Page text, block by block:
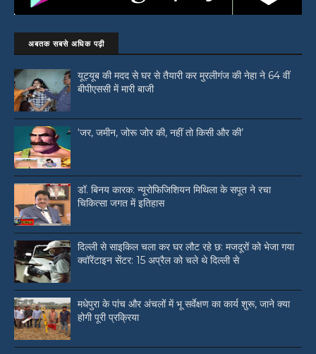
अबतक सबसे अधिक पढ़ी
यूट्यूब की मदद से घर से तैयारी कर मुरलीगंज की नेहा ने 64 वीं
बीपीएससी में मारी बाजी
‘जर, जमीन, जोरू जोर की, नहीं तो किसी और की’
डॉ. बिनय कारक: न्यूरोफिजिशियन मिथिला के सपूत ने रचा
चिकित्सा जगत में इतिहास
दिल्ली से साइकिल चला कर घर लौट रहे छ: मजदूरों को भेजा गया
क्वॉरेंटाइन सेंटर: 15 अप्रैल को चले थे दिल्ली से
मधेपुरा के पांच और अंचलों में भू सर्वेक्षण का कार्य शुरू, जाने क्या
होगी पूरी प्रक्रिया